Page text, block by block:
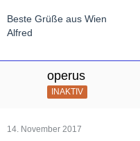
Beste Grüße aus Wien
Alfred
operus
INAKTIV
14. November 2017